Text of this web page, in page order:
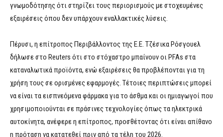
γνωμοδότησης ότι στηρίζει τους περιορισμούς με στοχευμένες
εξαιρέσεις όπου δεν υπάρχουν εναλλακτικές λύσεις.
Πέρυσι, η επίτροπος Περιβάλλοντος της Ε.Ε. Τζέσικα Ρόσγουελ
δήλωσε στο Reuters ότι στο στόχαστρο μπαίνουν οι PFAs στα
καταναλωτικά προϊόντα, ενώ εξαιρέσεις θα προβλέπονται για τη
χρήση τους σε ορισμένες εφαρμογές. Τέτοιες περιπτώσεις μπορεί
να είναι τα εισπνεόμενα φάρμακα για το άσθμα και οι ημιαγωγοί που
χρησιμοποιούνται σε πράσινες τεχνολογίες όπως τα ηλεκτρικά
αυτοκίνητα, ανέφερε η επίτροπος, προσθέτοντας ότι είναι απίθανο
η πρόταση να κατατεθεί πριν από τα τέλη του 2026.